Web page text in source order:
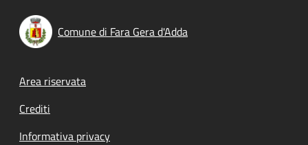
Comune di Fara Gera d'Adda
Footer menu
Area riservata
Crediti
Informativa privacy